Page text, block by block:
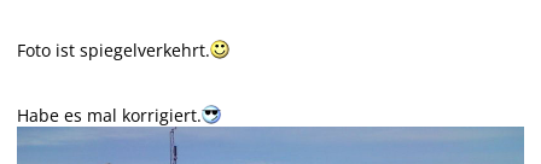
Foto ist spiegelverkehrt.
Habe es mal korrigiert.